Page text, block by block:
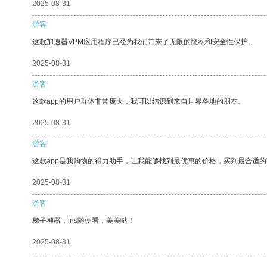
2025-08-31
游客
这款加速器VPM应用程序已经为我们带来了无限的隐私和安全性保护。
2025-08-31
游客
这款app的用户群体非常庞大，我可以结识到来自世界各地的朋友。
2025-08-31
游客
这款app是我购物的得力助手，让我能够找到最优惠的价格，买到最合适
2025-08-31
游客
梯子神器，ins随便看，美美哒！
2025-08-31